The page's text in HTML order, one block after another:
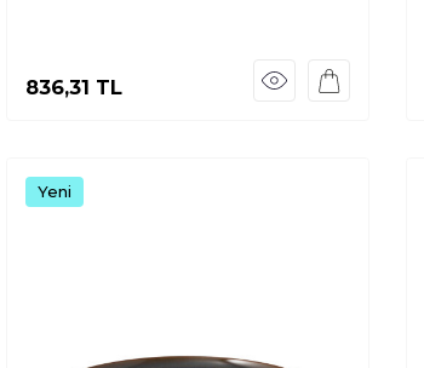
836,31 TL
Yeni